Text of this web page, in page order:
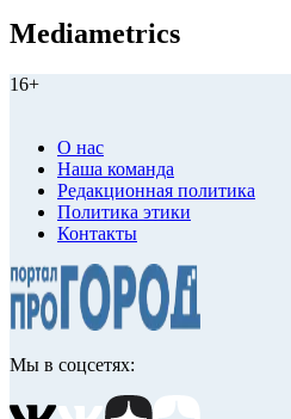
Mediametrics
16+
О нас
Наша команда
Редакционная политика
Политика этики
Контакты
Мы в соцсетях: